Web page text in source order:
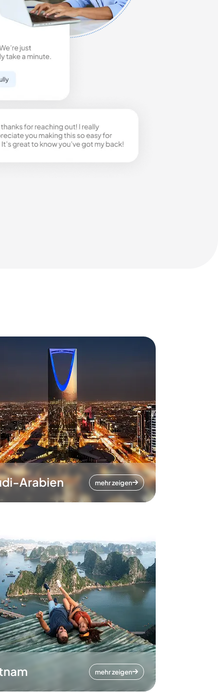
Arabien mehr zeigen
mehr zeigen